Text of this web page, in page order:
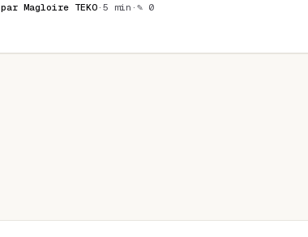
par Magloire TEKO· 5 min · ✎ 0